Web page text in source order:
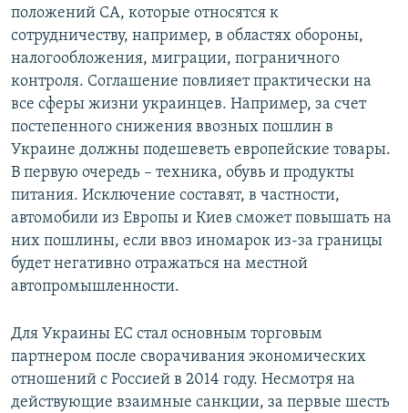
положений СА, которые относятся к
сотрудничеству, например, в областях обороны,
налогообложения, миграции, пограничного
контроля. Соглашение повлияет практически на
все сферы жизни украинцев. Например, за счет
постепенного снижения ввозных пошлин в
Украине должны подешеветь европейские товары.
В первую очередь – техника, обувь и продукты
питания. Исключение составят, в частности,
автомобили из Европы и Киев сможет повышать на
них пошлины, если ввоз иномарок из-за границы
будет негативно отражаться на местной
автопромышленности.
Для Украины ЕС стал основным торговым
партнером после сворачивания экономических
отношений с Россией в 2014 году. Несмотря на
действующие взаимные санкции, за первые шесть